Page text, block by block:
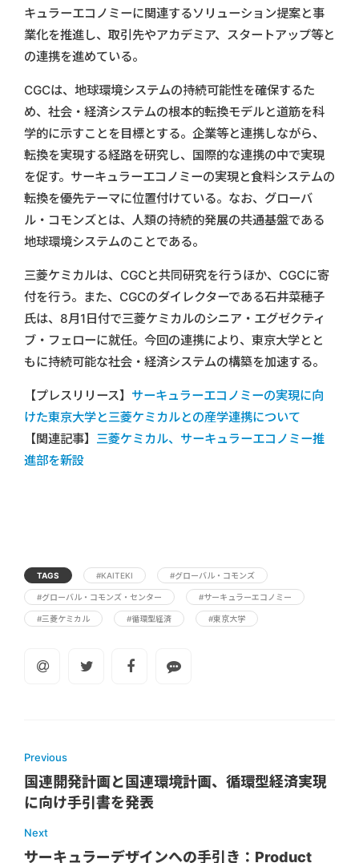
キュラーエコノミーに関連するソリューション提案と事
業化を推進し、取引先やアカデミア、スタートアップ等と
の連携を進めている。
CGCは、地球環境システムの持続可能性を確保するた
め、社会・経済システムの根本的転換モデルと道筋を科
学的に示すことを目標とする。企業等と連携しながら、
転換を実現する経路を研究し、国際的な連携の中で実現
を促す。サーキュラーエコノミーの実現と食料システムの
転換を優先テーマに位置付けている。なお、グローバ
ル・コモンズとは、人類の持続的発展の共通基盤である
地球環境システムのことである。
三菱ケミカルは、CGCと共同研究を行うほか、CGCに寄
付を行う。また、CGCのダイレクターである石井菜穂子
氏は、8月1日付で三菱ケミカルのシニア・エグゼクティ
ブ・フェローに就任。今回の連携により、東京大学とと
もに持続可能な社会・経済システムの構築を加速する。
【プレスリリース】 サーキュラーエコノミーの実現に向
けた東京大学と三菱ケミカルとの産学連携について
【関連記事】 三菱ケミカル、サーキュラーエコノミー推
進部を新設
TAGS #KAITEKI #グローバル・コモンズ
#グローバル・コモンズ・センター #サーキュラーエコノミー
#三菱ケミカル #循環型経済 #東京大学
Previous
国連開発計画と国連環境計画、循環型経済実現
に向け手引書を発表
Next
サーキュラーデザインへの手引き：Product